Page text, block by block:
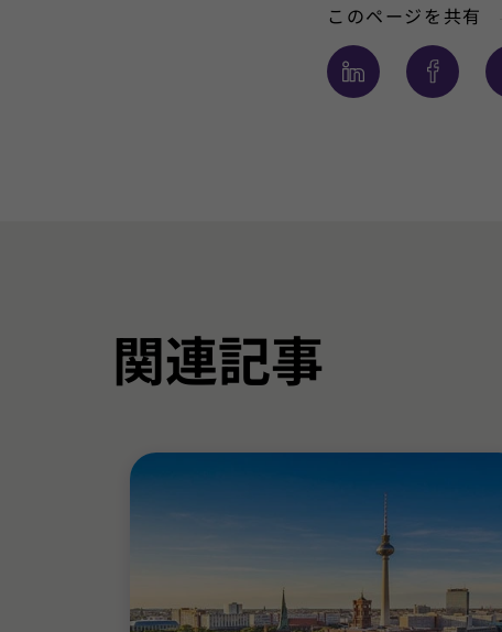
このページを共有
関連記事